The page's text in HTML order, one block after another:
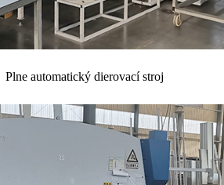
Plne automatický dierovací stroj